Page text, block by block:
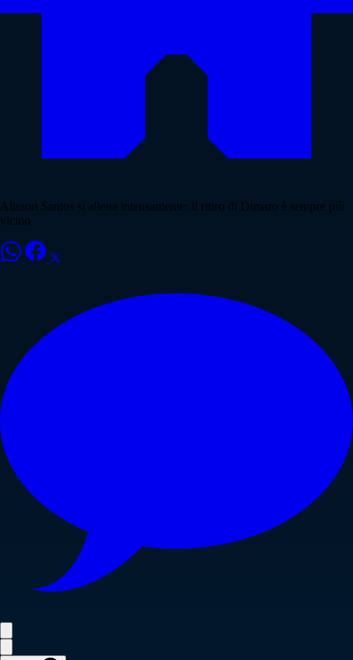
Alisson Santos si allena intensamente: il ritiro di Dimaro è sempre più
vicino